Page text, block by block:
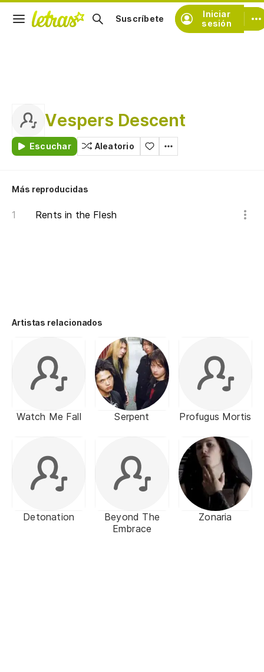
Iniciar
sesión
Suscríbete
Vespers Descent
Escuchar Aleatorio
Más reproducidas
Rents in the Flesh
Artistas relacionados
Watch Me Fall Serpent Profugus Mortis
Detonation
Beyond The
Embrace
Zonaria